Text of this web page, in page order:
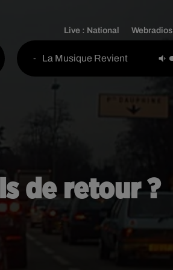
Live : National Webradios
- La Musique Revient
de retour ?